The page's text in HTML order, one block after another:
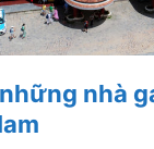
nhà